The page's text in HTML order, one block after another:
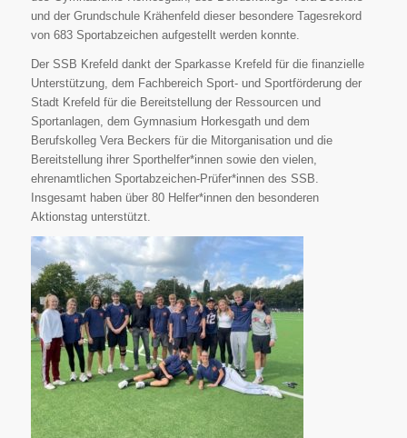
und der Grundschule Krähenfeld dieser besondere Tagesrekord
von 683 Sportabzeichen aufgestellt werden konnte.
Der SSB Krefeld dankt der Sparkasse Krefeld für die finanzielle
Unterstützung, dem Fachbereich Sport- und Sportförderung der
Stadt Krefeld für die Bereitstellung der Ressourcen und
Sportanlagen, dem Gymnasium Horkesgath und dem
Berufskolleg Vera Beckers für die Mitorganisation und die
Bereitstellung ihrer Sporthelfer*innen sowie den vielen,
ehrenamtlichen Sportabzeichen-Prüfer*innen des SSB.
Insgesamt haben über 80 Helfer*innen den besonderen
Aktionstag unterstützt.